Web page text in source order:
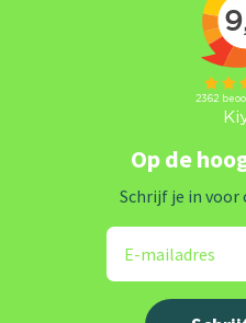
Op de
Schrijf je in voor